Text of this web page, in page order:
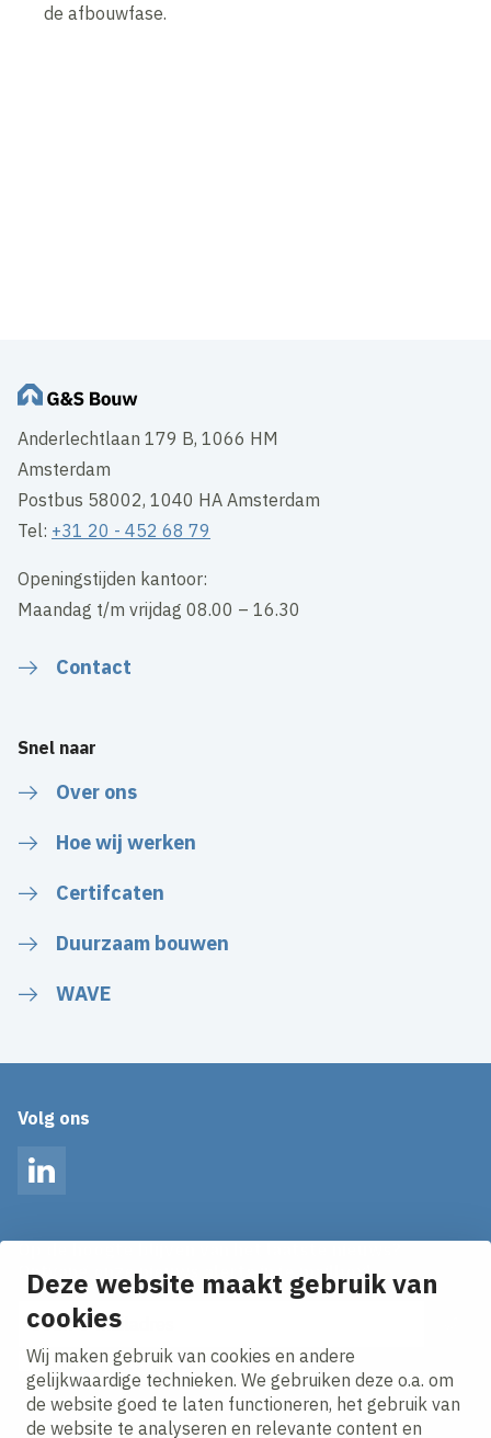
Deze website maakt gebruik van
cookies
Wij maken gebruik van cookies en andere
gelijkwaardige technieken. We gebruiken deze o.a. om
de website goed te laten functioneren, het gebruik van
de website te analyseren en relevante content en
de afbouwfase.
Anderlechtlaan 179 B, 1066 HM
Amsterdam
Postbus 58002, 1040 HA Amsterdam
Tel: +31 20 - 452 68 79
Openingstijden kantoor:
Maandag t/m vrijdag 08.00 – 16.30
Contact
Snel naar
Over ons
Hoe wij werken
Certifcaten
Duurzaam bouwen
WAVE
Volg ons
LinkedIn
Ontvang onze nieuws alerts in je mailbox!
E-mailadres
Ik ga akkoord met hetprivacy statement.